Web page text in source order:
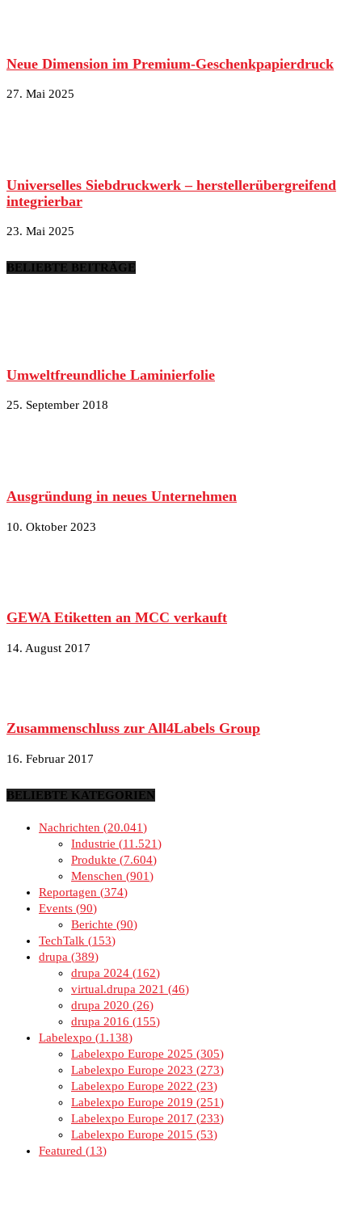
Neue Dimension im Premium-Geschenkpapierdruck
27. Mai 2025
Universelles Siebdruckwerk – herstellerübergreifend
integrierbar
23. Mai 2025
BELIEBTE BEITRÄGE
Umweltfreundliche Laminierfolie
25. September 2018
Ausgründung in neues Unternehmen
10. Oktober 2023
GEWA Etiketten an MCC verkauft
14. August 2017
Zusammenschluss zur All4Labels Group
16. Februar 2017
BELIEBTE KATEGORIEN
Nachrichten
20.041
Industrie
11.521
Produkte
7.604
Menschen
901
Reportagen
374
Events 90
Berichte
90
TechTalk
153
drupa
389
drupa 2024
162
virtual.drupa 2021
46
drupa 2020
26
drupa 2016
155
Labelexpo
1.138
Labelexpo Europe 2025
305
Labelexpo Europe 2023
273
Labelexpo Europe 2022
23
Labelexpo Europe 2019
251
Labelexpo Europe 2017
233
Labelexpo Europe 2015
53
Featured
13